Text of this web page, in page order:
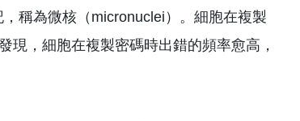
稱為微核（micronuclei）。細胞在複製
現，細胞在複製密碼時出錯的頻率愈高，